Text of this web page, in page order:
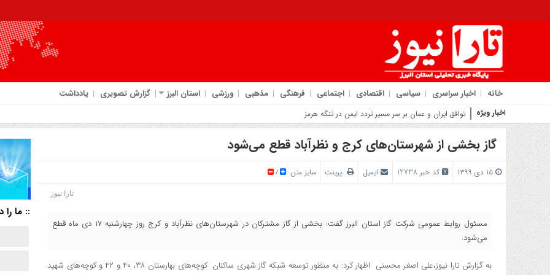
خانه اخبار سراسری سیاسی اقتصادی اجتماعی فرهنگی مذهبی ورزشی استان البرز گزارش تصویری یادداشت
اخبار ویژه روایت شهردار کم
گاز بخشی از شهرستان‌های کرج و نظرآباد قطع می‌شود
کد خبر 12738 ایمیل پرینت سایز متن /
تارا نیوز
مسئول روابط عمومی شرکت گاز استان البرز گفت: بخشی از گاز مشترکان در شهرستان‌های نظرآباد و کرج روز چهارشنبه ۱۷ دی ماه قطع
می‌شود.
به گزارش تارا نیوز،علی اصغر محسنی اظهار کرد: به منظور توسعه شبکه گاز شهری ساکنان کوچه‌های بهارستان ۳۸، ۴۰ و ۴۲ و کوچه‌های شهید
:: ما را